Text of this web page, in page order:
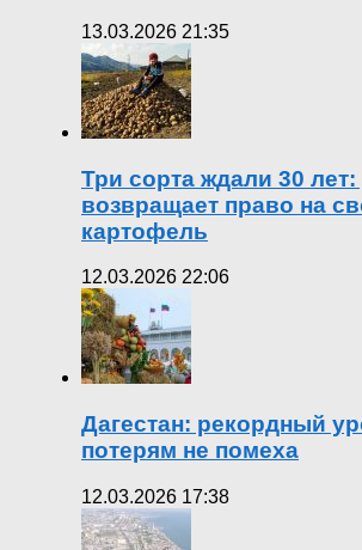
13.03.2026 21:35
Три сорта ждали 30 лет:
возвращает право на
картофель
12.03.2026 22:06
Дагестан: рекордный
потерям не помеха
12.03.2026 17:38